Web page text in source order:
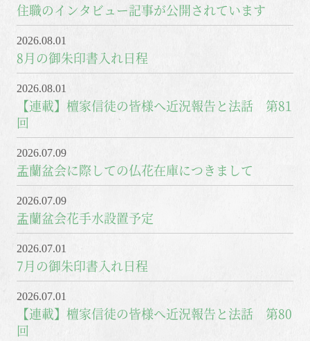
住職のインタビュー記事が公開されています
2026.08.01
8月の御朱印書入れ日程
2026.08.01
【連載】檀家信徒の皆様へ近況報告と法話 第81
回
2026.07.09
盂蘭盆会に際しての仏花在庫につきまして
2026.07.09
盂蘭盆会花手水設置予定
2026.07.01
7月の御朱印書入れ日程
2026.07.01
【連載】檀家信徒の皆様へ近況報告と法話 第80
回